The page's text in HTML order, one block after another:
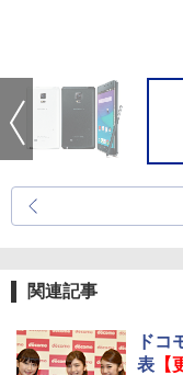
関連記事
ドコ
表【